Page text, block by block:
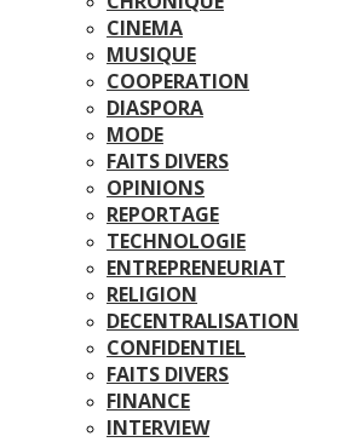
CINEMA
MUSIQUE
COOPERATION
DIASPORA
MODE
FAITS DIVERS
OPINIONS
REPORTAGE
TECHNOLOGIE
ENTREPRENEURIAT
RELIGION
DECENTRALISATION
CONFIDENTIEL
FAITS DIVERS
FINANCE
INTERVIEW